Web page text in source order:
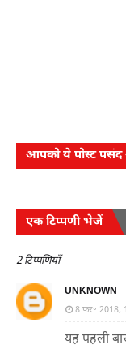
आपको ये पोस्ट
एक टिप्पणी भेजें
2 टिप्पणियाँ
UNKNOWN
8 फ़र॰ 2018,
यह पहली